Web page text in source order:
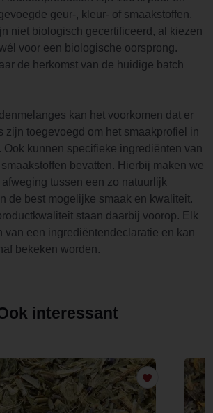
geur-, kleur- of smaakstoffen.
niet biologisch gecertificeerd, al kiezen
voor een biologische oorsprong.
de herkomst van de huidige batch
kan het voorkomen dat er
zijn toegevoegd om het smaakprofiel in
Ook kunnen specifieke ingrediënten van
bevatten. Hierbij maken we
tussen een zo natuurlijk
de best mogelijke smaak en kwaliteit.
staan daarbij voorop. Elk
van een ingrediëntendeclaratie en kan
bekeken worden.
interessant